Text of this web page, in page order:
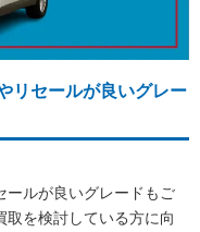
リセールが良いグレー
ールが良いグレードもご
を検討している方に向